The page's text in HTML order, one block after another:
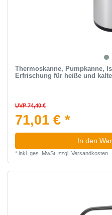
Thermoskanne, Pumpkanne,
Erfrischung für heiße und
UVP 74,40 €
71,01 € *
In den
* inkl. ges. MwSt. zzgl. Versandkosten